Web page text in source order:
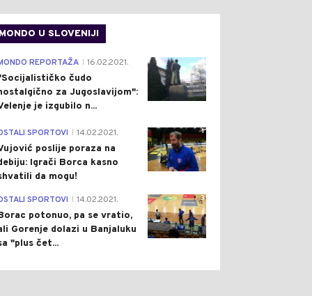
MONDO U SLOVENIJI
4
REPORTAŽA 16.02.2021.
čudo
za Jugoslavijom":
je izgubilo n...
1
SPORTOVI 14.02.2021.
poslije poraza na
Igrači Borca kasno
da mogu!
3
SPORTOVI 14.02.2021.
potonuo, pa se vratio,
Gorenje dolazi u Banjaluku
"plus čet...